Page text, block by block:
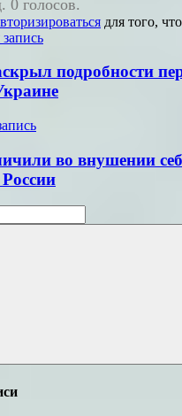
0 голосов.
для того,
подробности
во внушении
Поиск